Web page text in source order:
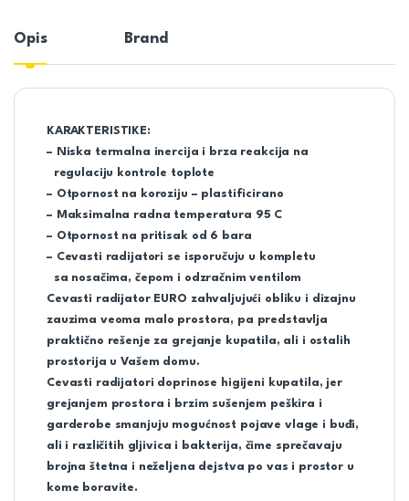
Opis Brand
KARAKTERISTIKE:
– Niska termalna inercija i brza reakcija na
regulaciju kontrole toplote
– Otpornost na koroziju – plastificirano
– Maksimalna radna temperatura 95 C
– Otpornost na pritisak od 6 bara
– Cevasti radijatori se isporučuju u kompletu
sa nosačima, čepom i odzračnim ventilom
Cevasti radijator EURO zahvaljujući obliku i dizajnu
zauzima veoma malo prostora, pa predstavlja
praktično rešenje za grejanje kupatila, ali i ostalih
prostorija u Vašem domu.
Cevasti radijatori doprinose higijeni kupatila, jer
grejanjem prostora i brzim sušenjem peškira i
garderobe smanjuju mogućnost pojave vlage i buđi,
ali i različitih gljivica i bakterija, čime sprečavaju
brojna štetna i neželjena dejstva po vas i prostor u
kome boravite.